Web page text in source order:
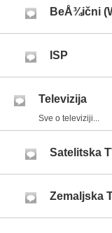
BeÅ¾ični
ISP
Televizija
Sve o televiziji...
Satelitska
Zemaljska